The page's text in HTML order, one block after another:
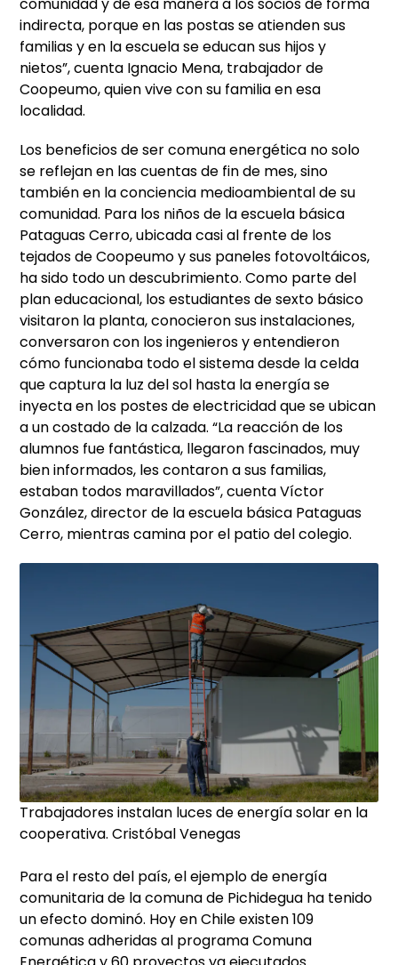
indirecta, porque en las postas se atienden sus
familias y en la escuela se educan sus hijos y
nietos”, cuenta Ignacio Mena, trabajador de
Coopeumo, quien vive con su familia en esa
localidad.
Los beneficios de ser comuna energética no solo
se reflejan en las cuentas de fin de mes, sino
también en la conciencia medioambiental de su
comunidad. Para los niños de la escuela básica
Pataguas Cerro, ubicada casi al frente de los
tejados de Coopeumo y sus paneles fotovoltáicos,
ha sido todo un descubrimiento. Como parte del
plan educacional, los estudiantes de sexto básico
visitaron la planta, conocieron sus instalaciones,
conversaron con los ingenieros y entendieron
cómo funcionaba todo el sistema desde la celda
que captura la luz del sol hasta la energía se
inyecta en los postes de electricidad que se ubican
a un costado de la calzada. “La reacción de los
alumnos fue fantástica, llegaron fascinados, muy
bien informados, les contaron a sus familias,
estaban todos maravillados”, cuenta Víctor
González, director de la escuela básica Pataguas
Cerro, mientras camina por el patio del colegio.
Trabajadores instalan luces de energía solar en la
cooperativa. Cristóbal Venegas
Para el resto del país, el ejemplo de energía
comunitaria de la comuna de Pichidegua ha tenido
un efecto dominó. Hoy en Chile existen 109
comunas adheridas al programa Comuna